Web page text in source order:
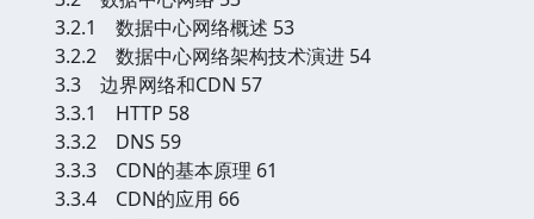
3.2.1 数据中心网络概述 53
3.2.2 数据中心网络架构技术演进 54
3.3 边界网络和CDN 57
3.3.1 HTTP 58
3.3.2 DNS 59
3.3.3 CDN的基本原理 61
3.3.4 CDN的应用 66